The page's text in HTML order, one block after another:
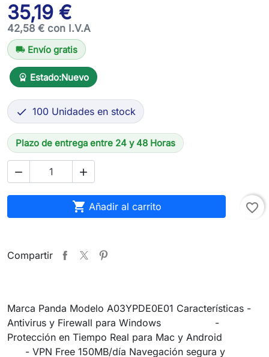
35,19 €
42,58 € con I.V.A
local_shipping Envío gratis
workspace_premium Estado:Nuevo
 100 Unidades en stock
Plazo de entrega entre 24 y 48 Horas
 
 Añadir al carrito favorite_border
Compartir
Marca Panda Modelo A03YPDE0E01 Características -
Antivirus y Firewall para Windows -
Protección en Tiempo Real para Mac y Android
- VPN Free 150MB/día Navegación segura y